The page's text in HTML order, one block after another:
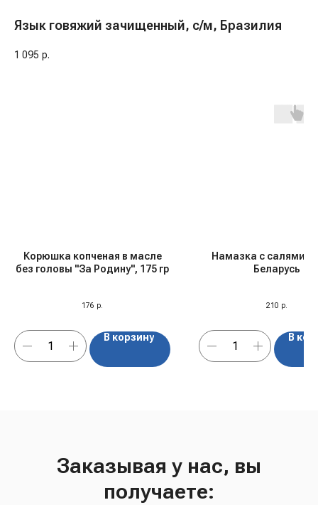
Язык говяжий зачищенный, с/м, Бразилия
1 095 р.
Корюшка копченая в масле
без головы "За Родину", 175 гр
176 р.
В корзину
Намазка с салями,
Беларусь
210 р.
В
Заказывая у нас, вы
получаете: